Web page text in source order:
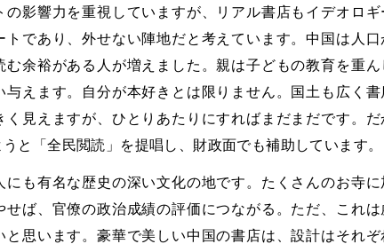
の影響力を重視していますが、リアル書店もイデオロギ
トであり、外せない陣地だと考えています。中国は人口
む余裕がある人が増えました。親は子どもの教育を重
与えます。自分が本好きとは限りません。国土も広く書
く見えますが、ひとりあたりにすればまだまだです。
と「全民閲読」を提唱し、財政面でも補助しています。
にも有名な歴史の深い文化の地です。たくさんのお寺
せば、官僚の政治成績の評価につながる。ただ、これ
と思います。豪華で美しい中国の書店は、設計はそれぞ